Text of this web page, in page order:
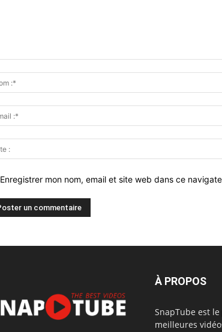
Enregistrer mon nom, email et site web dans ce
À PROPOS
SnapTube est
meilleures